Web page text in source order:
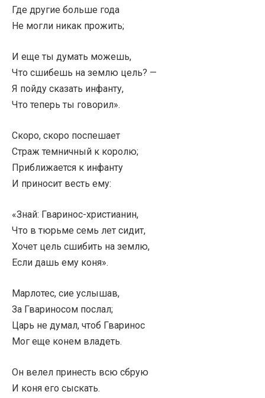
Где другие больше года
Не могли никак прожить;
И еще ты думать можешь,
Что сшибешь на землю цель? —
Я пойду сказать инфанту,
Что теперь ты говорил».
Скоро, скоро поспешает
Страж темничный к королю;
Приближается к инфанту
И приносит весть ему:
«Знай: Гваринос-христианин,
Что в тюрьме семь лет сидит,
Хочет цель сшибить на землю,
Если дашь ему коня».
Марлотес, сие услышав,
За Гвариносом послал;
Царь не думал, чтоб Гваринос
Мог еще конем владеть.
Он велел принесть всю сбрую
И коня его сыскать.